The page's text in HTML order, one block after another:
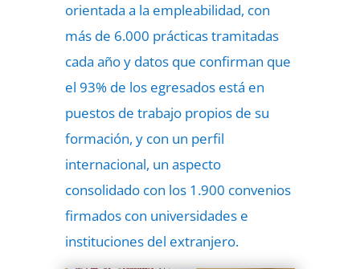
orientada a la empleabilidad, con
más de 6.000 prácticas tramitadas
cada año y datos que confirman que
el 93% de los egresados está en
puestos de trabajo propios de su
formación, y con un perfil
internacional, un aspecto
consolidado con los 1.900 convenios
firmados con universidades e
instituciones del extranjero.